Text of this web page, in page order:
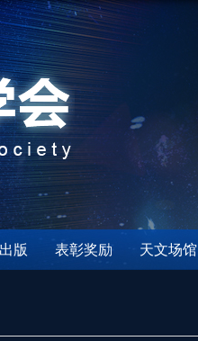
版 表彰奖励 天文场馆